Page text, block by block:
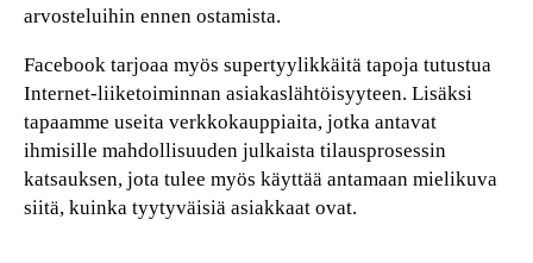
arvosteluihin ennen ostamista.
Facebook tarjoaa myös supertyylikkäitä tapoja tutustua
Internet-liiketoiminnan asiakaslähtöisyyteen. Lisäksi
tapaamme useita verkkokauppiaita, jotka antavat
ihmisille mahdollisuuden julkaista tilausprosessin
katsauksen, jota tulee myös käyttää antamaan mielikuva
siitä, kuinka tyytyväisiä asiakkaat ovat.